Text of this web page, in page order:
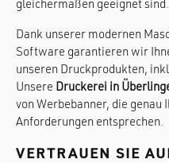
gleichermaßen geeignet sind.
Dank unserer modernen
Software garantieren wir
unseren Druckprodukten,
Unsere Druckerei in
von Werbebanner, die genau
Anforderungen entsprechen.
VERTRAUEN SIE